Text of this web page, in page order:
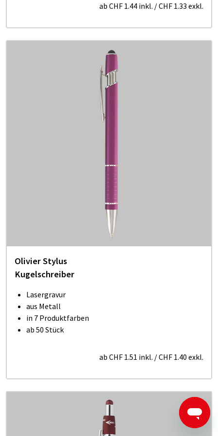
ab CHF 1.44 inkl. /CHF 1.33 exkl.
Olivier Stylus
Kugelschreiber
Lasergravur
aus Metall
in 7 Produktfarben
ab 50 Stück
ab CHF 1.51 inkl. /CHF 1.40 exkl.